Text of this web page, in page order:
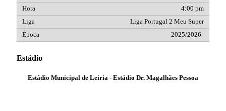
4:00 pm
Liga Portugal 2 Meu Super
2025/2026
Estádio
Estádio Municipal de Leiria - Estádio Dr. Magalhães Pessoa